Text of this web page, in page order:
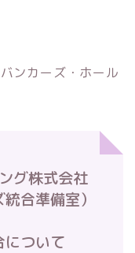
カーズ・ホール
グ株式会社
合準備室）
ついて